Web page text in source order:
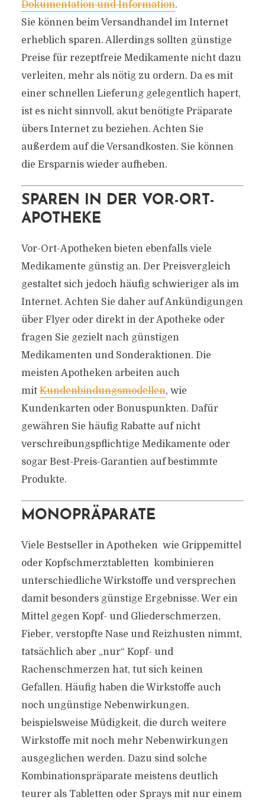
Dokumentation und Information.
Sie können beim Versandhandel im Internet
erheblich sparen. Allerdings sollten günstige
Preise für rezeptfreie Medikamente nicht dazu
verleiten, mehr als nötig zu ordern. Da es mit
einer schnellen Lieferung gelegentlich hapert,
ist es nicht sinnvoll, akut benötigte Präparate
übers Internet zu beziehen. Achten Sie
außerdem auf die Versandkosten. Sie können
die Ersparnis wieder aufheben.
SPAREN IN DER VOR-ORT-
APOTHEKE
Vor-Ort-Apotheken bieten ebenfalls viele
Medikamente günstig an. Der Preisvergleich
gestaltet sich jedoch häufig schwieriger als im
Internet. Achten Sie daher auf Ankündigungen
über Flyer oder direkt in der Apotheke oder
fragen Sie gezielt nach günstigen
Medikamenten und Sonderaktionen. Die
meisten Apotheken arbeiten auch
mitKundenbindungsmodellen, wie
Kundenkarten oder Bonuspunkten. Dafür
gewähren Sie häufig Rabatte auf nicht
verschreibungspflichtige Medikamente oder
sogar Best-Preis-Garantien auf bestimmte
Produkte.
MONOPRÄPARATE
Viele Bestseller in Apotheken  wie Grippemittel
oder Kopfschmerztabletten  kombinieren
unterschiedliche Wirkstoffe und versprechen
damit besonders günstige Ergebnisse. Wer ein
Mittel gegen Kopf- und Gliederschmerzen,
Fieber, verstopfte Nase und Reizhusten nimmt,
tatsächlich aber „nur“ Kopf- und
Rachenschmerzen hat, tut sich keinen
Gefallen. Häufig haben die Wirkstoffe auch
noch ungünstige Nebenwirkungen,
beispielsweise Müdigkeit, die durch weitere
Wirkstoffe mit noch mehr Nebenwirkungen
ausgeglichen werden. Dazu sind solche
Kombinationspräparate meistens deutlich
teurer als Tabletten oder Sprays mit nur einem